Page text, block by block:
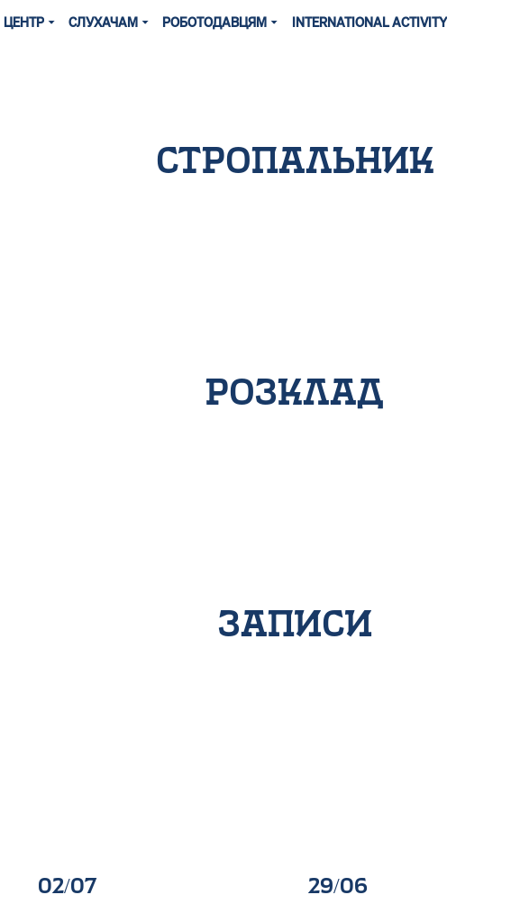
ЦЕНТР СЛУХАЧАМ РОБОТОДАВЦЯМ INTERNATIONAL ACTIVITY
стропальник
розклад
записи
02/07 29/06